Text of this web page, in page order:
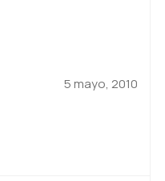
5 mayo, 2010